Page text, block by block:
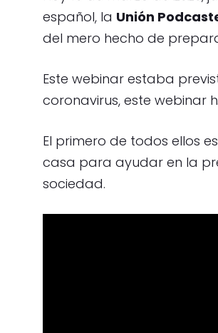
español, la Unión
del mero hecho de
Este webinar estaba
coronavirus, este webinar
El primero de todos ellos
casa para ayudar en la
sociedad.